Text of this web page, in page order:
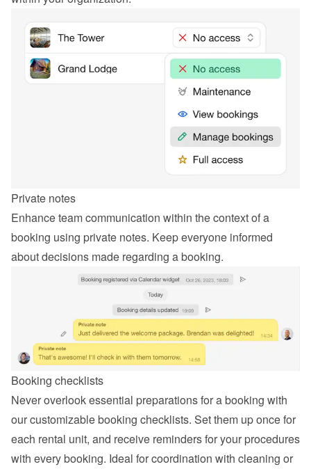
Private notes
Enhance team communication within the context of a
booking using private notes. Keep everyone informed
about decisions made regarding a booking.
Booking checklists
Never overlook essential preparations for a booking with
our customizable booking checklists. Set them up once for
each rental unit, and receive reminders for your procedures
with every booking. Ideal for coordination with cleaning or